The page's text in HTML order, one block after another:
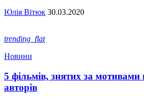
Юлія Вітюк 30.03.2020
trending_flat
Новини
5 фільмів, знятих за мотивами
авторів